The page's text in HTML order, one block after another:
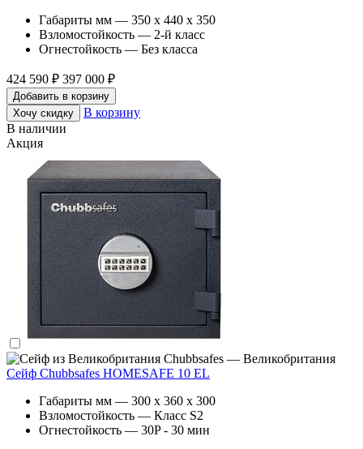
Габариты мм — 350 x 440 x 350
Взломостойкость — 2-й класс
Огнестойкость — Без класса
424 590 ₽ 397 000 ₽
Добавить в корзину
Хочу скидку
В корзину
В наличии
Акция
Chubbsafes — Великобритания
Сейф Chubbsafes HOMESAFE 10 EL
Габариты мм — 300 x 360 x 300
Взломостойкость — Класс S2
Огнестойкость — 30P - 30 мин